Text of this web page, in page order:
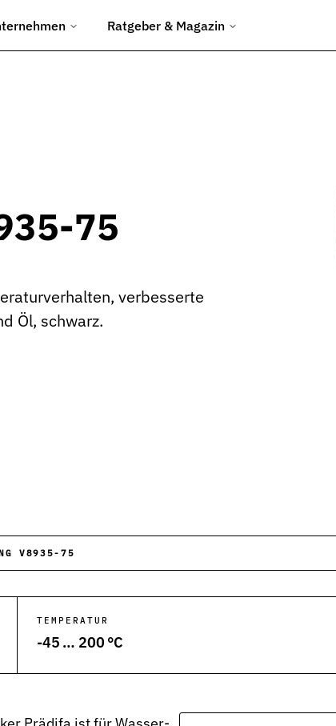
Ratgeber & Magazin
75
verbesserte
Öl, schwarz.
V8935-75
TEMPERATUR
-45 … 200 °C